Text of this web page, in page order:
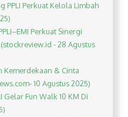
PPLI Perkuat Kelola Limbah
Perkuat Sinergi
- 28 Agustus
Kemerdekaan & Cinta
10 Agustus 2025)
Gelar Fun Walk 10 KM Di